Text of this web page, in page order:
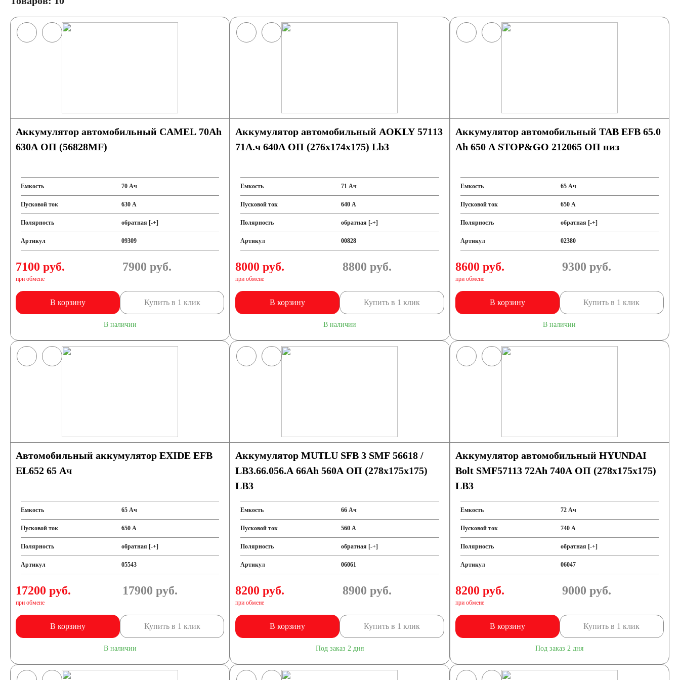
Аккумулятор автомобильный CAMEL 70Ah
630A ОП (56828MF)
Емкость 70 Ач
Пусковой ток 630 А
Полярность обратная [-+]
Артикул 09309
7100 руб.
при обмене
7900 руб.
В корзину Купить в 1 клик
В наличии
Аккумулятор автомобильный AOKLY 57113
71А.ч 640А ОП (276x174x175) Lb3
Емкость 71 Ач
Пусковой ток 640 А
Полярность обратная [-+]
Артикул 00828
8000 руб.
при обмене
8800 руб.
В корзину Купить в 1 клик
В наличии
Аккумулятор автомобильный TAB EFB 65.0
Ah 650 A STOP&GO 212065 ОП низ
Емкость 65 Ач
Пусковой ток 650 А
Полярность обратная [-+]
Артикул 02380
8600 руб.
при обмене
9300 руб.
В корзину Купить в 1 клик
В наличии
Автомобильный аккумулятор EXIDE EFB
EL652 65 Ач
Емкость 65 Ач
Пусковой ток 650 А
Полярность обратная [-+]
Артикул 05543
17200 руб.
при обмене
17900 руб.
В корзину Купить в 1 клик
В наличии
Аккумулятор MUTLU SFB 3 SMF 56618 /
LB3.66.056.A 66Ah 560A ОП (278х175х175)
LB3
Емкость 66 Ач
Пусковой ток 560 А
Полярность обратная [-+]
Артикул 06061
8200 руб.
при обмене
8900 руб.
В корзину Купить в 1 клик
Под заказ 2 дня
Аккумулятор автомобильный HYUNDAI
Bolt SMF57113 72Ah 740A ОП (278x175x175)
LB3
Емкость 72 Ач
Пусковой ток 740 А
Полярность обратная [-+]
Артикул 06047
8200 руб.
при обмене
9000 руб.
В корзину Купить в 1 клик
Под заказ 2 дня